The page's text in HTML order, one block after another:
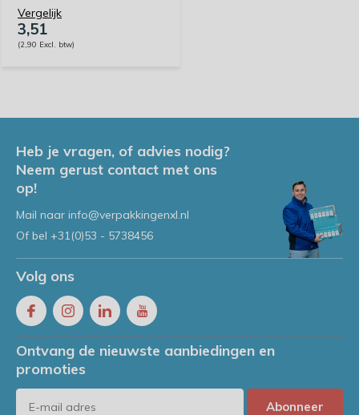
Vergelijk
3,51
(2,90 Excl. btw)
Heb je vragen, of advies nodig?
Neem gerust contact met ons
op!
Mail naar info@verpakkingenxl.nl
Of bel +31(0)53 - 5738456
Volg ons
Ontvang de nieuwste aanbiedingen en
promoties
Abonneer